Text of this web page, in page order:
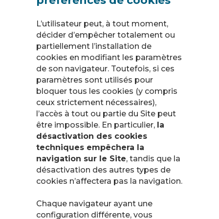
L’utilisateur peut, à tout moment,
décider d’empêcher totalement ou
partiellement l’installation de
cookies en modifiant les paramètres
de son navigateur. Toutefois, si ces
paramètres sont utilisés pour
bloquer tous les cookies (y compris
ceux strictement nécessaires),
l’accès à tout ou partie du Site peut
être impossible. En particulier, la
désactivation des cookies
techniques empêchera la
navigation sur le Site, tandis que la
désactivation des autres types de
cookies n’affectera pas la navigation.
Chaque navigateur ayant une
configuration différente, vous